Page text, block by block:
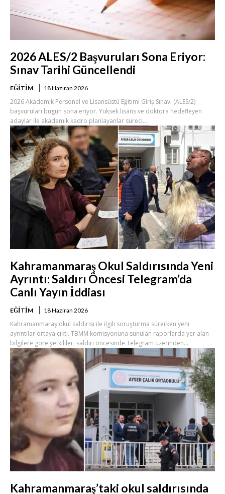
2026 ALES/2 Başvuruları Sona Eriyor:
Sınav Tarihi Güncellendi
EĞITIM 18 Haziran 2026
2026 Akademik Personel ve Lisansüstü Eğitimi Giriş Sınavı (ALES/2)
başvuruları bugün sona eriyor. Yüksek lisans ve doktora hedefleyen
adaylar ile akademik kadro planlayanlar süreci...
Kahramanmaraş Okul Saldırısında Yeni
Ayrıntı: Saldırı Öncesi Telegram’da
Canlı Yayın İddiası
EĞITIM 18 Haziran 2026
Kahramanmaraş okul saldırısı ile ilgili soruşturma sürerken yeni
ayrıntılar ortaya çıktı. TBMM komisyonuna sunulan raporlarda yer alan
bilgilere göre yetkililer, saldırı öncesinde Telegram üzerinden...
Kahramanmaraş’taki okul saldırısında